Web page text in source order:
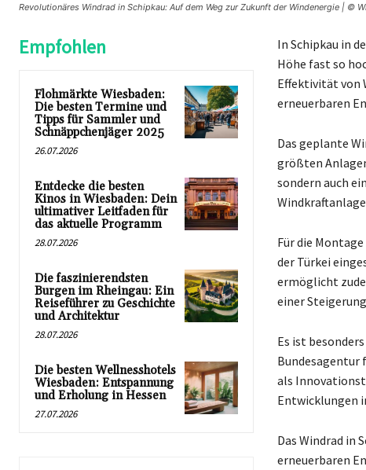
Revolutionäres Windrad in Schipkau: Auf dem Weg zur Zukunft der Windenergie | ©
Empfohlen
Flohmärkte Wiesbaden:
Die besten Termine und
Tipps für Sammler und
Schnäppchenjäger 2025
26.07.2026
Entdecke die besten
Kinos in Wiesbaden: Dein
ultimativer Leitfaden für
das aktuelle Programm
28.07.2026
Die faszinierendsten
Burgen im Rheingau: Ein
Reiseführer zu Geschichte
und Architektur
28.07.2026
Die besten Wellnesshotels
Wiesbaden: Entspannung
und Erholung in Hessen
27.07.2026
In Schipkau in
Höhe fast so
Effektivität von
erneuerbaren
Das geplante
größten
sondern auch
Für die
der Türkei
ermöglicht
einer
Es ist
als
Entwicklungen
Das Windrad in
erneuerbaren